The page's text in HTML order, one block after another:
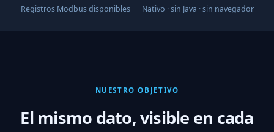
Registros Modbus disponibles Nativo · sin Java · sin navegador
NUESTRO OBJETIVO
El mismo dato, visible en cada